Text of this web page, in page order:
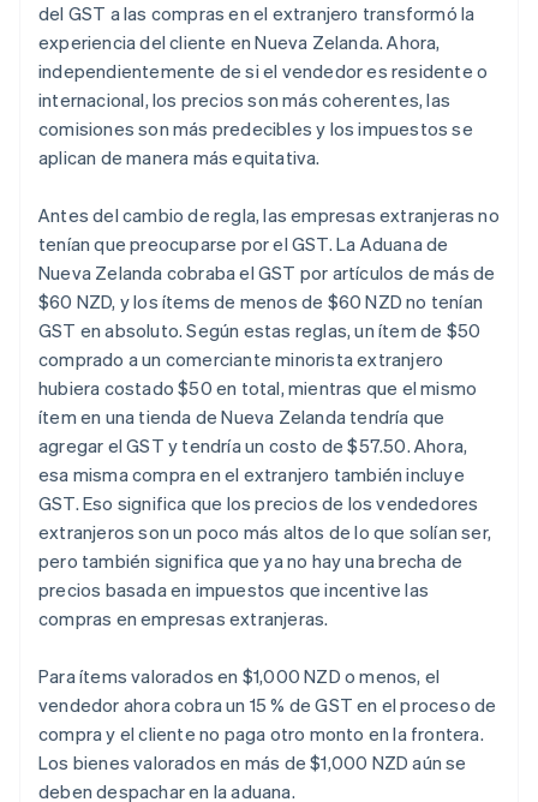
del GST a las compras en el extranjero transformó la
experiencia del cliente en Nueva Zelanda. Ahora,
independientemente de si el vendedor es residente o
internacional, los precios son más coherentes, las
comisiones son más predecibles y los impuestos se
aplican de manera más equitativa.
Antes del cambio de regla, las empresas extranjeras no
tenían que preocuparse por el GST. La Aduana de
Nueva Zelanda cobraba el GST por artículos de más de
$60 NZD, y los ítems de menos de $60 NZD no tenían
GST en absoluto. Según estas reglas, un ítem de $50
comprado a un comerciante minorista extranjero
hubiera costado $50 en total, mientras que el mismo
ítem en una tienda de Nueva Zelanda tendría que
agregar el GST y tendría un costo de $57.50. Ahora,
esa misma compra en el extranjero también incluye
GST. Eso significa que los precios de los vendedores
extranjeros son un poco más altos de lo que solían ser,
pero también significa que ya no hay una brecha de
precios basada en impuestos que incentive las
compras en empresas extranjeras.
Para ítems valorados en $1,000 NZD o menos, el
vendedor ahora cobra un 15 % de GST en el proceso de
compra y el cliente no paga otro monto en la frontera.
Los bienes valorados en más de $1,000 NZD aún se
deben despachar en la aduana.